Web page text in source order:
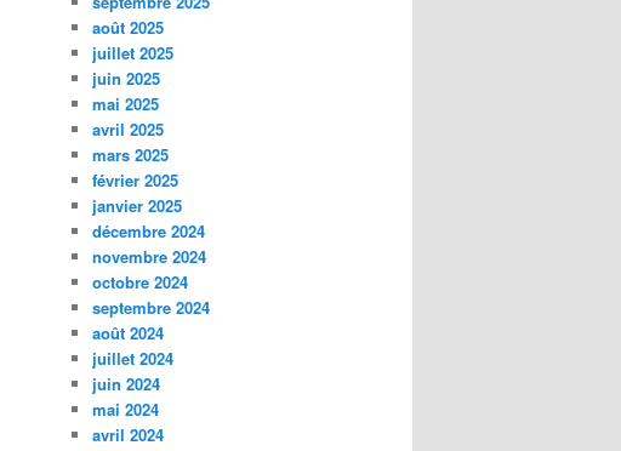
août 2025
juillet 2025
juin 2025
mai 2025
avril 2025
mars 2025
février 2025
janvier 2025
décembre 2024
novembre 2024
octobre 2024
septembre 2024
août 2024
juillet 2024
juin 2024
mai 2024
avril 2024